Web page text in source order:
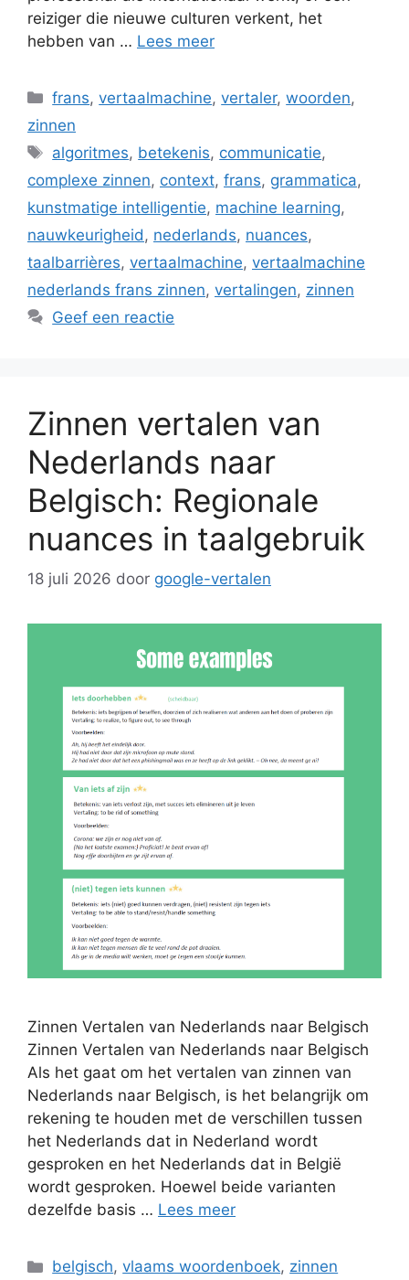
reiziger die nieuwe culturen verkent, het
hebben van … Lees meer
Categorieën
frans,vertaalmachine,vertaler,woorden,
zinnen
Tags
algoritmes, betekenis, communicatie,
complexe zinnen, context, frans, grammatica,
kunstmatige intelligentie, machine learning,
nauwkeurigheid , nederlands, nuances,
taalbarrières, vertaalmachine, vertaalmachine
nederlands frans zinnen, vertalingen, zinnen
Geef een reactie
Zinnen vertalen van
Nederlands naar
Belgisch: Regionale
nuances in taalgebruik
18 juli 2026 door google-vertalen
Zinnen Vertalen van Nederlands naar Belgisch
Zinnen Vertalen van Nederlands naar Belgisch
Als het gaat om het vertalen van zinnen van
Nederlands naar Belgisch, is het belangrijk om
rekening te houden met de verschillen tussen
het Nederlands dat in Nederland wordt
gesproken en het Nederlands dat in België
wordt gesproken. Hoewel beide varianten
dezelfde basis … Lees meer
Categorieën
belgisch,vlaams woordenboek, zinnen